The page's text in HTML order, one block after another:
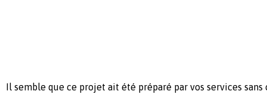
Il semble que ce projet ait été préparé par vos services